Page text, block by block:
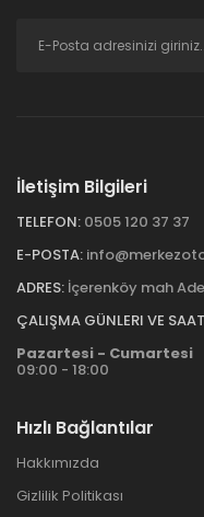
İletişim Bilgileri
TELEFON: 0505 120 37 37
E-POSTA:
ADRES: İçerenköy mah
ÇALIŞMA GÜNLERI VE
Pazartesi - Cumartesi
09:00 - 18:00
Hızlı Bağlantılar
Hakkımızda
Gizlilik Politikası